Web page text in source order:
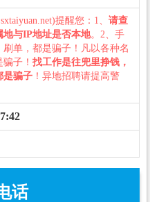
提醒您：1、 请查
地与IP地址是否本地。2、手
刷单，都是骗子！凡以各种名
子！ 找工作是往兜里挣钱，
是骗子 ！异地招聘请提高警
话